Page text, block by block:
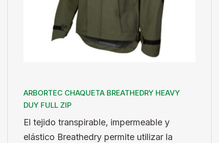
ARBORTEC CHAQUETA BREATHEDRY HEAVY
DUY FULL ZIP
El tejido transpirable, impermeable y
elástico Breathedry permite utilizar la